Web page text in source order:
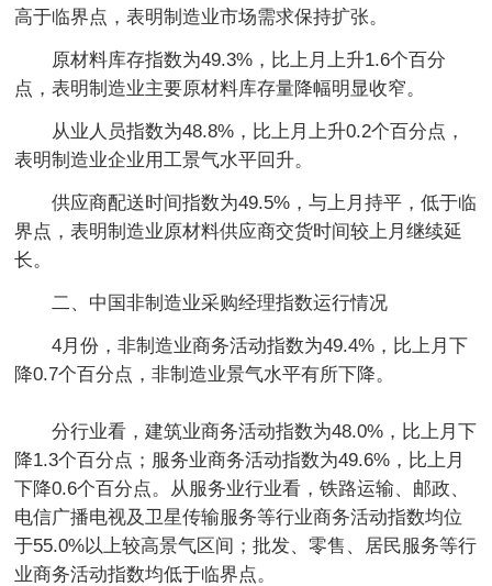
高于临界点，表明制造业市场需求保持扩张。
原材料库存指数为49.3%，比上月上升1.6个百分
点，表明制造业主要原材料库存量降幅明显收窄。
从业人员指数为48.8%，比上月上升0.2个百分点，
表明制造业企业用工景气水平回升。
供应商配送时间指数为49.5%，与上月持平，低于临
界点，表明制造业原材料供应商交货时间较上月继续延
长。
二、中国非制造业采购经理指数运行情况
4月份，非制造业商务活动指数为49.4%，比上月下
降0.7个百分点，非制造业景气水平有所下降。
分行业看，建筑业商务活动指数为48.0%，比上月下
降1.3个百分点；服务业商务活动指数为49.6%，比上月
下降0.6个百分点。从服务业行业看，铁路运输、邮政、
电信广播电视及卫星传输服务等行业商务活动指数均位
于55.0%以上较高景气区间；批发、零售、居民服务等行
业商务活动指数均低于临界点。